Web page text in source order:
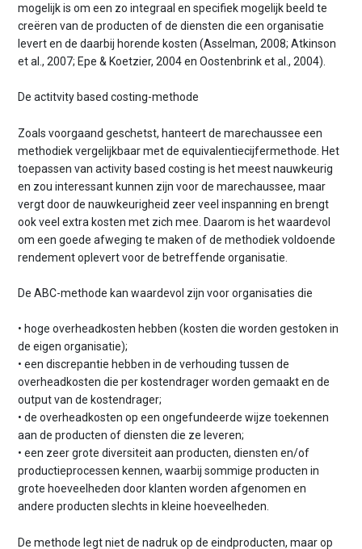
mogelijk is om een zo integraal en specifiek mogelijk beeld te
creëren van de producten of de diensten die een organisatie
levert en de daarbij horende kosten (Asselman, 2008; Atkinson
et al., 2007; Epe & Koetzier, 2004 en Oostenbrink et al., 2004).
De actitvity based costing-methode
Zoals voorgaand geschetst, hanteert de marechaussee een
methodiek vergelijkbaar met de equivalentiecijfermethode. Het
toepassen van activity based costing is het meest nauwkeurig
en zou interessant kunnen zijn voor de marechaussee, maar
vergt door de nauwkeurigheid zeer veel inspanning en brengt
ook veel extra kosten met zich mee. Daarom is het waardevol
om een goede afweging te maken of de methodiek voldoende
rendement oplevert voor de betreffende organisatie.
De ABC-methode kan waardevol zijn voor organisaties die
• hoge overheadkosten hebben (kosten die worden gestoken in
de eigen organisatie);
• een discrepantie hebben in de verhouding tussen de
overheadkosten die per kostendrager worden gemaakt en de
output van de kostendrager;
• de overheadkosten op een ongefundeerde wijze toekennen
aan de producten of diensten die ze leveren;
• een zeer grote diversiteit aan producten, diensten en/of
productieprocessen kennen, waarbij sommige producten in
grote hoeveelheden door klanten worden afgenomen en
andere producten slechts in kleine hoeveelheden.
De methode legt niet de nadruk op de eindproducten, maar op